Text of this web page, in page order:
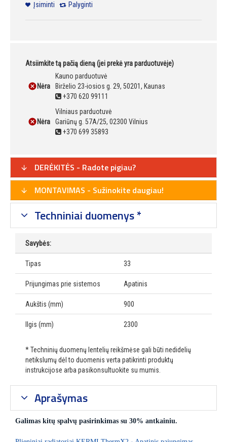
Įsiminti Palyginti
Atsiimkite tą pačią dieną (jei prekė yra parduotuvėje)
Nėra
Kauno parduotuvė
Birželio 23-iosios g. 29, 50201, Kaunas
+370 620 99111
Nėra
Vilniaus parduotuvė
Gariūnų g. 57A/25, 02300 Vilnius
+370 699 35893
DERĖKITĖS - Radote pigiau?
MONTAVIMAS - Sužinokite daugiau!
Techniniai duomenys *
Savybės:
Tipas 33
Prijungimas prie sistemos Apatinis
Aukštis (mm) 900
Ilgis (mm) 2300
* Techninių duomenų lentelių reikšmėse gali būti nedidelių
netikslumų dėl to duomenis verta patikrinti produktų
instrukcijose arba pasikonsultuokite su mumis.
Aprašymas
Galimas kitų spalvų pasirinkimas su 30% antkainiu.